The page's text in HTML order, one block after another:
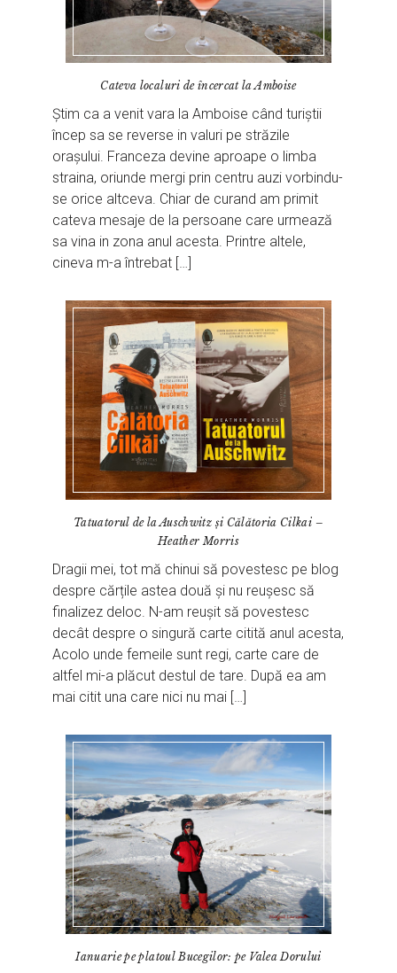
Cateva localuri de încercat la Amboise
Știm ca a venit vara la Amboise când turiștii
încep sa se reverse in valuri pe străzile
orașului. Franceza devine aproape o limba
straina, oriunde mergi prin centru auzi vorbindu-
se orice altceva. Chiar de curand am primit
cateva mesaje de la persoane care urmează
sa vina in zona anul acesta. Printre altele,
cineva m-a întrebat […]
Tatuatorul de la Auschwitz și Călătoria Cilkai –
Heather Morris
Dragii mei, tot mă chinui să povestesc pe blog
despre cărțile astea două și nu reușesc să
finalizez deloc. N-am reușit să povestesc
decât despre o singură carte citită anul acesta,
Acolo unde femeile sunt regi, carte care de
altfel mi-a plăcut destul de tare. După ea am
mai citit una care nici nu mai […]
Ianuarie pe platoul Bucegilor: pe Valea Dorului